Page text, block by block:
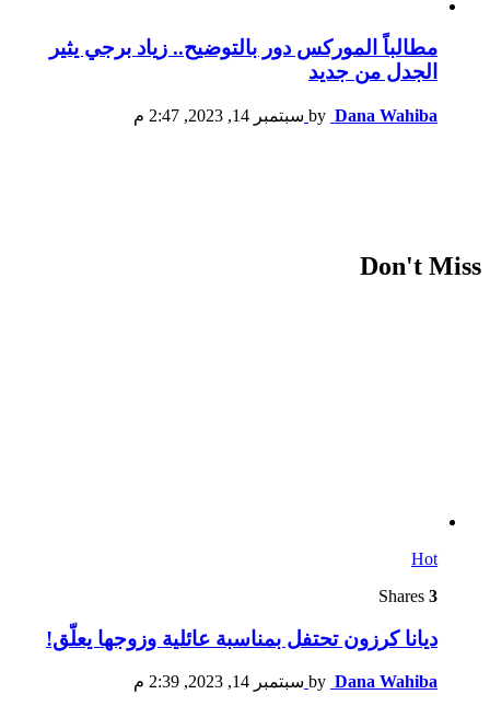
مطالباً الموركس دور بالتوضيح.. زياد برجي يثير
الجدل من جديد
by Dana Wahiba سبتمبر 14, 2023, 2:47 م
Don't Miss
Hot
3
ديانا كرزون تحتفل بمناسبة عائلية وزوجها يعلّق!
by Dana Wahiba سبتمبر 14, 2023, 2:39 م